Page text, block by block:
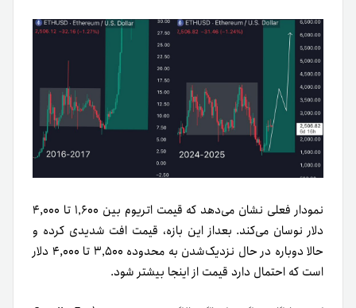
نمودار فعلی نشان می‌دهد که قیمت اتریوم بین ۱٬۶۰۰ تا ۴,۰۰۰
دلار نوسان می‌کند. بعد‌از این بازه، قیمت افت شدیدی کرده و
حالا دوباره در حال نزدیک‌شدن به محدوده ۳٬۵۰۰ تا ۴,۰۰۰ دلار
است که احتمال دارد قیمت از اینجا بیشتر شود.